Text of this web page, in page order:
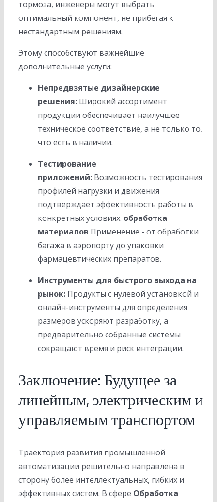
тормоза, инженеры могут выбрать
оптимальный компонент, не прибегая к
нестандартным решениям.
Этому способствуют важнейшие
дополнительные услуги:
Непредвзятые дизайнерские
решения:Широкий ассортимент
продукции обеспечивает наилучшее
техническое соответствие, а не только то,
что есть в наличии.
Тестирование
приложений:Возможность тестирования
профилей нагрузки и движения
подтверждает эффективность работы в
конкретных условиях. обработка
материалов Применение - от обработки
багажа в аэропорту до упаковки
фармацевтических препаратов.
Инструменты для быстрого выхода на
рынок:Продукты с нулевой установкой и
онлайн-инструменты для определения
размеров ускоряют разработку, а
предварительно собранные системы
сокращают время и риск интеграции.
Заключение: Будущее за
линейным, электрическим и
управляемым транспортом
Траектория развития промышленной
автоматизации решительно направлена в
сторону более интеллектуальных, гибких и
эффективных систем. В сфере Обработка